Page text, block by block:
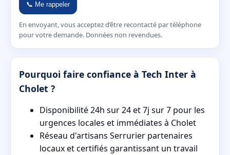
📞 Me rappeler
En envoyant, vous acceptez d’être recontacté par téléphone
pour votre demande. Données non revendues.
Pourquoi faire confiance à Tech Inter à
Cholet ?
Disponibilité 24h sur 24 et 7j sur 7 pour les
urgences locales et immédiates à Cholet
Réseau d'artisans Serrurier partenaires
locaux et certifiés garantissant un travail